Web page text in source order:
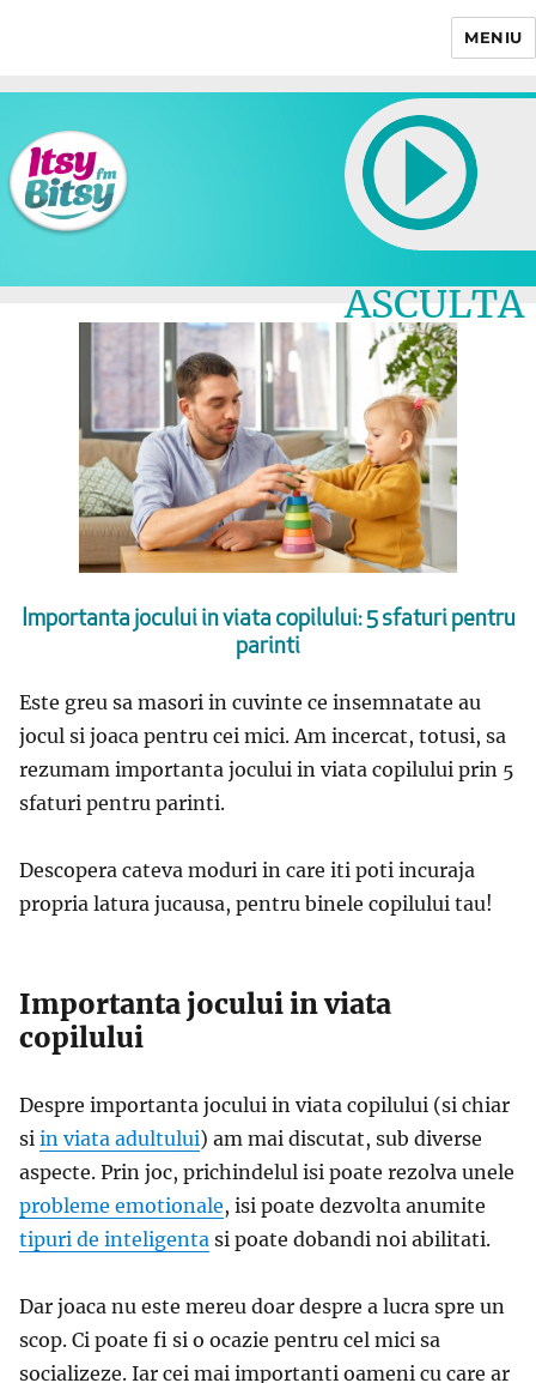
MENIU
ASCULTA
LIVE
Importanta jocului in viata copilului: 5 sfaturi pentru
parinti
Este greu sa masori in cuvinte ce insemnatate au
jocul si joaca pentru cei mici. Am incercat, totusi, sa
rezumam importanta jocului in viata copilului prin 5
sfaturi pentru parinti.
Descopera cateva moduri in care iti poti incuraja
propria latura jucausa, pentru binele copilului tau!
Importanta jocului in viata
copilului
Despre importanta jocului in viata copilului (si chiar
si in viata adultului) am mai discutat, sub diverse
aspecte. Prin joc, prichindelul isi poate rezolva unele
probleme emotionale, isi poate dezvolta anumite
tipuri de inteligenta si poate dobandi noi abilitati.
Dar joaca nu este mereu doar despre a lucra spre un
scop. Ci poate fi si o ocazie pentru cel mici sa
socializeze. Iar cei mai importanti oameni cu care ar